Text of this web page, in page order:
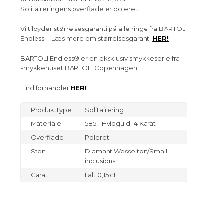
Solitaireringens overflade er poleret.
Vi tilbyder størrelsesgaranti på alle ringe fra BARTOLI
Endless. - Læs mere om størrelsesgaranti HER!
BARTOLI Endless® er en eksklusiv smykkeserie fra
smykkehuset BARTOLI Copenhagen.
Find forhandler HER!
Produkttype
Solitairering
Materiale
585 - Hvidguld 14 Karat
Overflade
Poleret
Sten
Diamant Wesselton/Small
inclusions
Carat
I alt 0,15 ct.